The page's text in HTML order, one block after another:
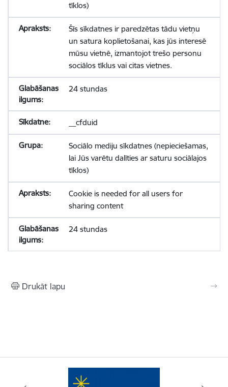
tīklos)
Šīs sīkdatnes ir paredzētas tādu vietņu
un satura koplietošanai, kas jūs interesē
mūsu vietnē, izmantojot trešo personu
sociālos tīklus vai citas vietnes.
24 stundas
__cfduid
Sociālo mediju sīkdatnes (nepieciešamas,
lai Jūs varētu dalīties ar saturu sociālajos
tīklos)
Cookie is needed for all users for
sharing content
24 stundas
Drukāt lapu